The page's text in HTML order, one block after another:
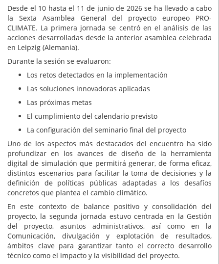
Desde el 10 hasta el 11 de junio de 2026 se ha llevado a cabo
la Sexta Asamblea General del proyecto europeo PRO-
CLIMATE. La primera jornada se centró en el análisis de las
acciones desarrolladas desde la anterior asamblea celebrada
en Leipzig (Alemania).
Durante la sesión se evaluaron:
Los retos detectados en la implementación
Las soluciones innovadoras aplicadas
Las próximas metas
El cumplimiento del calendario previsto
La configuración del seminario final del proyecto
Uno de los aspectos más destacados del encuentro ha sido
profundizar en los avances de diseño de la herramienta
digital de simulación que permitirá generar, de forma eficaz,
distintos escenarios para facilitar la toma de decisiones y la
definición de políticas públicas adaptadas a los desafíos
concretos que plantea el cambio climático.
En este contexto de balance positivo y consolidación del
proyecto, la segunda jornada estuvo centrada en la Gestión
del proyecto, asuntos administrativos, así como en la
Comunicación, divulgación y explotación de resultados,
ámbitos clave para garantizar tanto el correcto desarrollo
técnico como el impacto y la visibilidad del proyecto.